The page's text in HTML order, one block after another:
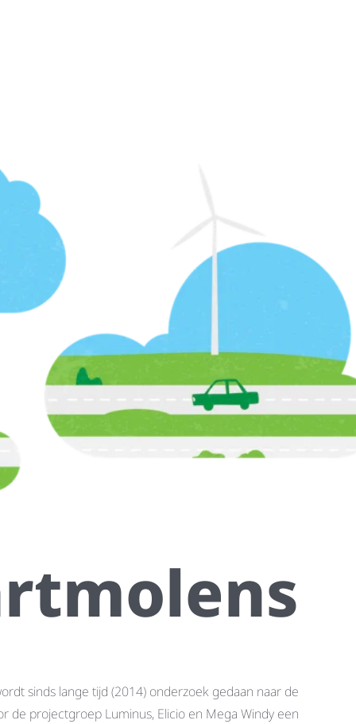
sinds lange tijd (2014) onderzoek gedaan naar de
de projectgroep Luminus, Elicio en Mega Windy een